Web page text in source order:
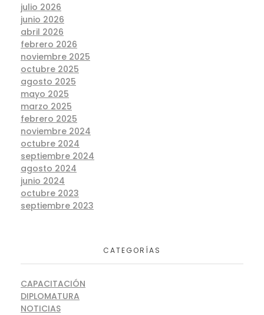
julio 2026
junio 2026
abril 2026
febrero 2026
noviembre 2025
octubre 2025
agosto 2025
mayo 2025
marzo 2025
febrero 2025
noviembre 2024
octubre 2024
septiembre 2024
agosto 2024
junio 2024
octubre 2023
septiembre 2023
CATEGORÍAS
CAPACITACIÓN
DIPLOMATURA
NOTICIAS